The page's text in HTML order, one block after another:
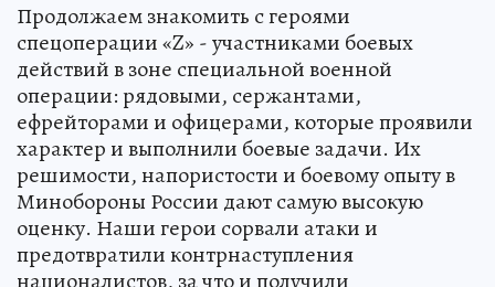
Продолжаем знакомить с героями
спецоперации «Z» - участниками боевых
действий в зоне специальной военной
операции: рядовыми, сержантами,
ефрейторами и офицерами, которые проявили
характер и выполнили боевые задачи. Их
решимости, напористости и боевому опыту в
Минобороны России дают самую высокую
оценку. Наши герои сорвали атаки и
предотвратили контрнаступления
националистов, за что и получили